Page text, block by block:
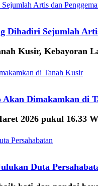
Dihadiri Sejumlah
Kusir, Kebayoran
Dimakamkan di
2026 pukul 16.33
Duta